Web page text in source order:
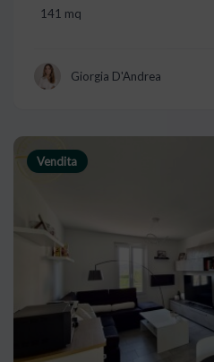
141 mq
Giorgia D'Andrea
Vendita